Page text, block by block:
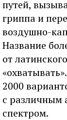
путей,
гриппа и
воздушно-
Название
от
2000
с различным
спектром.